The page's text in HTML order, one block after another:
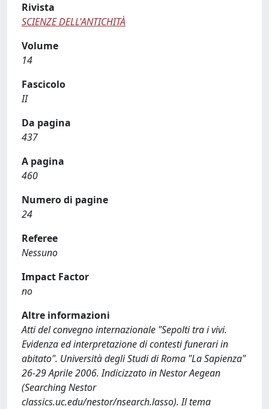
Rivista
SCIENZE DELL'ANTICHITÀ
Volume
14
Fascicolo
II
Da pagina
437
A pagina
460
Numero di pagine
24
Referee
Nessuno
Impact Factor
no
Altre informazioni
Atti del convegno internazionale "Sepolti tra i vivi.
Evidenza ed interpretazione di contesti funerari in
abitato". Università degli Studi di Roma "La Sapienza"
26-29 Aprile 2006. Indicizzato in Nestor Aegean
(Searching Nestor
classics.uc.edu/nestor/nsearch.lasso). Il tema